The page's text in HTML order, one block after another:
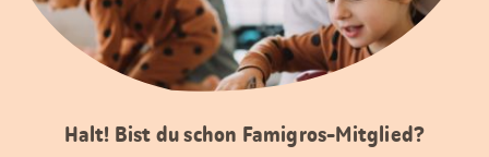
Halt! Bist du schon Famigros-Mitglied?